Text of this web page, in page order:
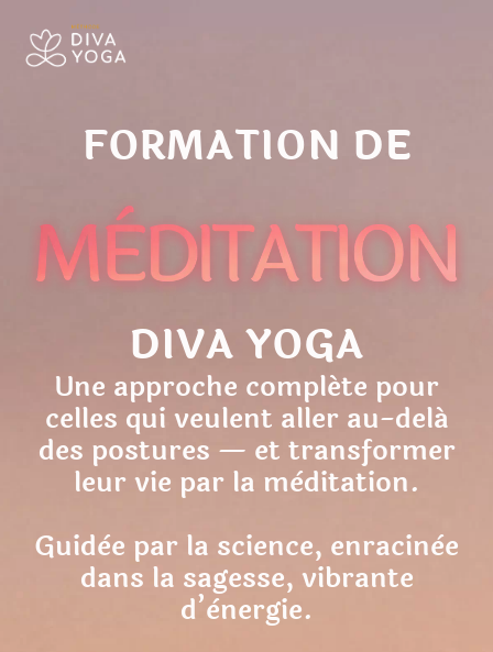
FORMATION DE
DIVA YOGA
Une approche compléte pour
celles qui veulent aller au-delá
des postures — et transformer
leur vie par la mèditation.
Guidèe par la science, enracinèe
dans la sagesse, vibrante
d’ènergie.